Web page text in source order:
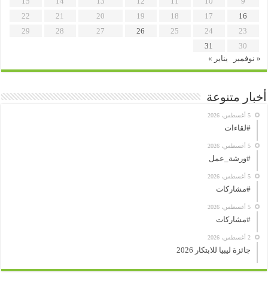
16
17
18
19
20
21
22
23
24
25
26
27
28
29
30
31
« نوفمبر
يناير »
أخبار متنوعة
5 أغسطس، 2026
#لقاءات
5 أغسطس، 2026
#ورشة_عمل
5 أغسطس، 2026
#مشاركات
5 أغسطس، 2026
#مشاركات
2 أغسطس، 2026
جائزة ليبيا للابتكار 2026